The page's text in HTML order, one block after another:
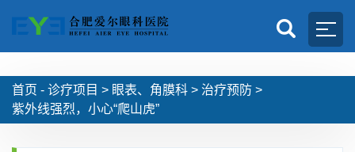
首页 - 诊疗项目 > 眼表、角膜科 > 治疗预防 >
紫外线强烈，小心“爬山虎”